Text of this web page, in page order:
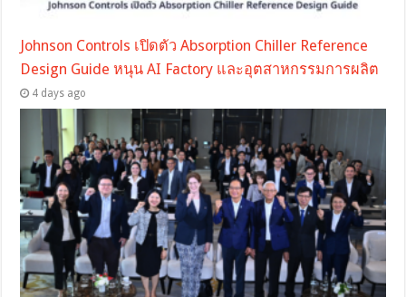
Johnson Controls เปิดตัว Absorption Chiller Reference
Design Guide หนุน AI Factory และอุตสาหกรรมการผลิต
4 days ago